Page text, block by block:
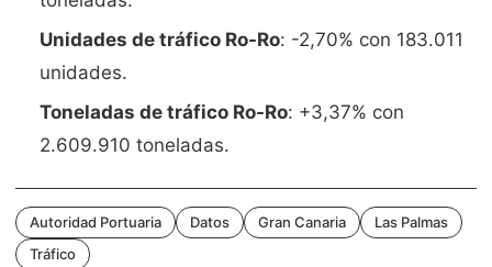
Unidades de tráfico Ro-Ro: -2,70% con 183.011
unidades.
Toneladas de tráfico Ro-Ro: +3,37% con
2.609.910 toneladas.
Autoridad Portuaria Datos Gran Canaria
Las Palmas
Tráfico